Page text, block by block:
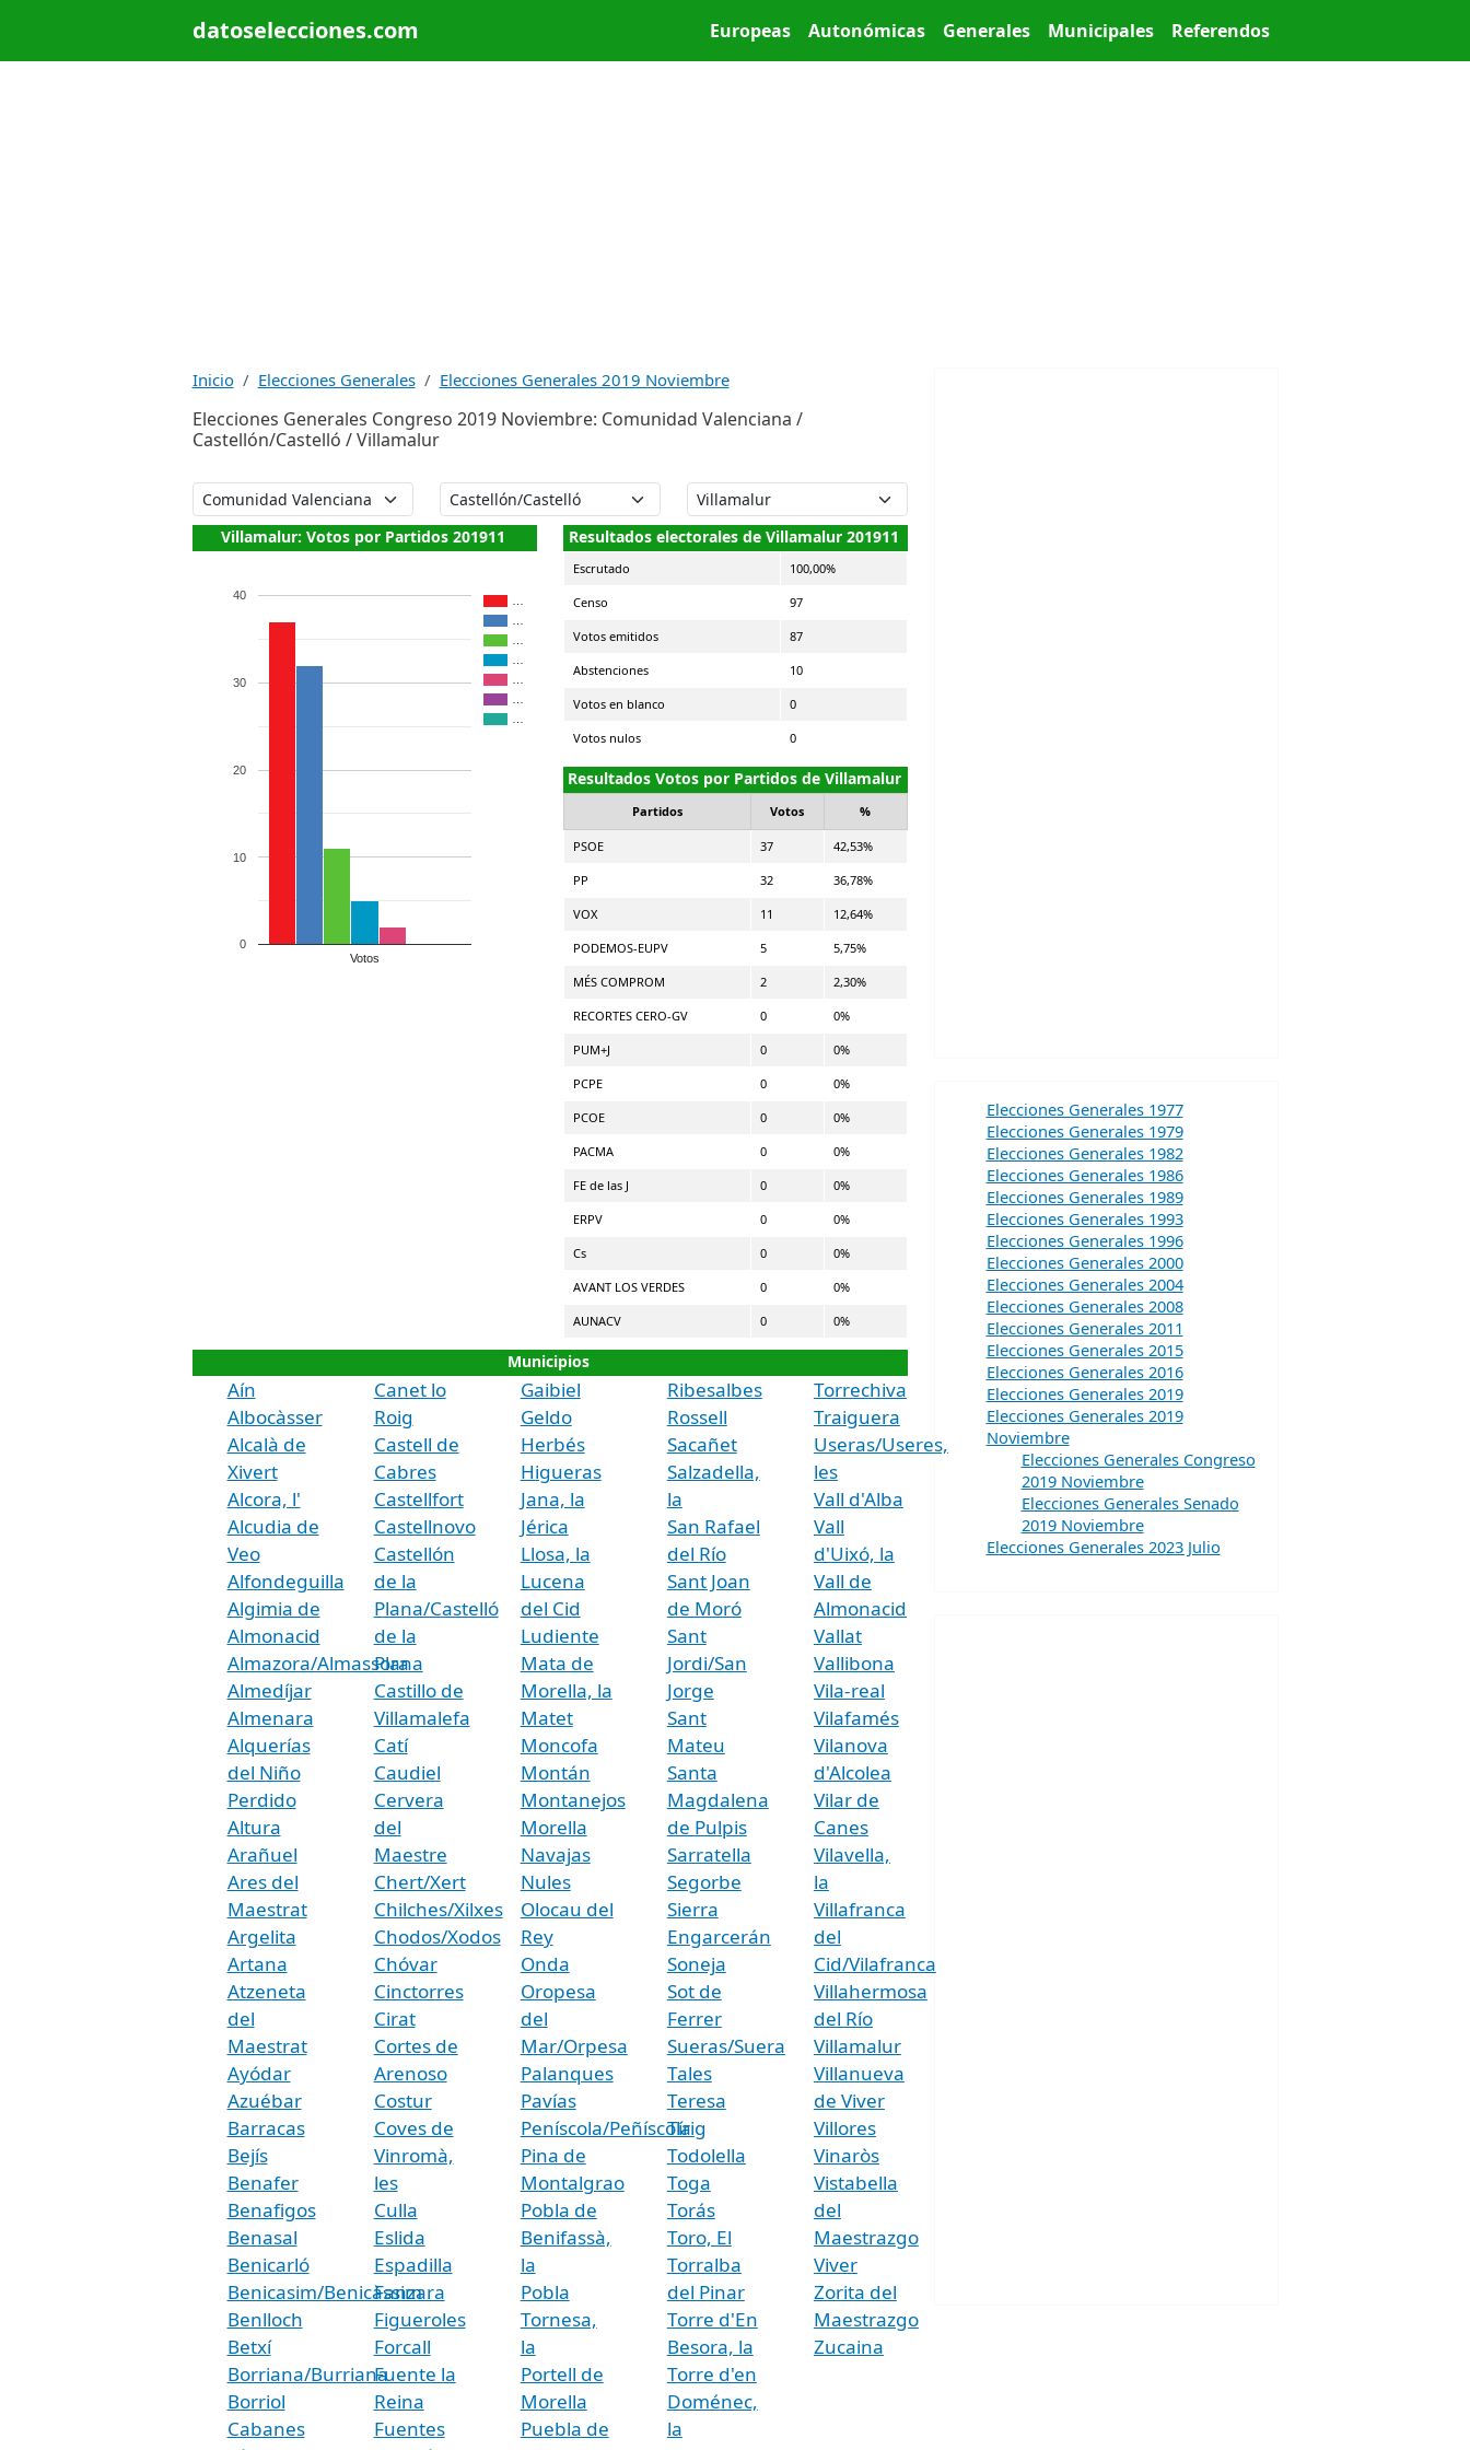
datoselecciones.com Main menu
Europeas Autonómicas Generales Municipales Referendos
Inicio Elecciones Generales Elecciones Generales 2019 Noviembre
Elecciones Generales Congreso 2019 Noviembre: Comunidad Valenciana /
Castellón/Castelló / Villamalur
Villamalur: Votos por Partidos 201911
Votos
0
10
20
30
40
Resultados electorales de Villamalur 201911
Escrutado 100,00%
Censo 97
Votos emitidos 87
Abstenciones 10
Votos en blanco 0
Votos nulos 0
Resultados Votos por Partidos de Villamalur
Partidos Votos %
PSOE 37 42,53%
PP 32 36,78%
VOX 11 12,64%
PODEMOS-EUPV 5 5,75%
MÉS COMPROM 2 2,30%
RECORTES CERO-GV 0 0%
PUM+J 0 0%
PCPE 0 0%
PCOE 0 0%
PACMA 0 0%
FE de las J 0 0%
ERPV 0 0%
Cs 0 0%
AVANT LOS VERDES 0 0%
AUNACV 0 0%
Municipios
Aín
Albocàsser
Alcalà de
Xivert
Alcora, l'
Alcudia de
Veo
Alfondeguilla
Algimia de
Almonacid
Almazora/Almassora
Almedíjar
Almenara
Alquerías
del Niño
Perdido
Altura
Arañuel
Ares del
Maestrat
Argelita
Artana
Atzeneta
del
Maestrat
Ayódar
Azuébar
Barracas
Bejís
Benafer
Benafigos
Benasal
Benicarló
Benicasim/Benicàssim
Benlloch
Betxí
Borriana/Burriana
Borriol
Cabanes
Canet lo
Roig
Castell de
Cabres
Castellfort
Castellnovo
Castellón
de la
Plana/Castelló
de la
Plana
Castillo de
Villamalefa
Catí
Caudiel
Cervera
del
Maestre
Chert/Xert
Chilches/Xilxes
Chodos/Xodos
Chóvar
Cinctorres
Cirat
Cortes de
Arenoso
Costur
Coves de
Vinromà,
les
Culla
Eslida
Espadilla
Fanzara
Figueroles
Forcall
Fuente la
Reina
Fuentes
Gaibiel
Geldo
Herbés
Higueras
Jana, la
Jérica
Llosa, la
Lucena
del Cid
Ludiente
Mata de
Morella, la
Matet
Moncofa
Montán
Montanejos
Morella
Navajas
Nules
Olocau del
Rey
Onda
Oropesa
del
Mar/Orpesa
Palanques
Pavías
Peníscola/Peñíscola
Pina de
Montalgrao
Pobla de
Benifassà,
la
Pobla
Tornesa,
la
Portell de
Morella
Puebla de
Ribesalbes
Rossell
Sacañet
Salzadella,
la
San Rafael
del Río
Sant Joan
de Moró
Sant
Jordi/San
Jorge
Sant
Mateu
Santa
Magdalena
de Pulpis
Sarratella
Segorbe
Sierra
Engarcerán
Soneja
Sot de
Ferrer
Sueras/Suera
Tales
Teresa
Tírig
Todolella
Toga
Torás
Toro, El
Torralba
del Pinar
Torre d'En
Besora, la
Torre d'en
Doménec,
la
Torrechiva
Traiguera
Useras/Useres,
les
Vall d'Alba
Vall
d'Uixó, la
Vall de
Almonacid
Vallat
Vallibona
Vila-real
Vilafamés
Vilanova
d'Alcolea
Vilar de
Canes
Vilavella,
la
Villafranca
del
Cid/Vilafranca
Villahermosa
del Río
Villamalur
Villanueva
de Viver
Villores
Vinaròs
Vistabella
del
Maestrazgo
Viver
Zorita del
Maestrazgo
Zucaina
Elecciones Generales 1977
Elecciones Generales 1979
Elecciones Generales 1982
Elecciones Generales 1986
Elecciones Generales 1989
Elecciones Generales 1993
Elecciones Generales 1996
Elecciones Generales 2000
Elecciones Generales 2004
Elecciones Generales 2008
Elecciones Generales 2011
Elecciones Generales 2015
Elecciones Generales 2016
Elecciones Generales 2019
Elecciones Generales 2019
Noviembre
Elecciones Generales Congreso
2019 Noviembre
Elecciones Generales Senado
2019 Noviembre
Elecciones Generales 2023 Julio